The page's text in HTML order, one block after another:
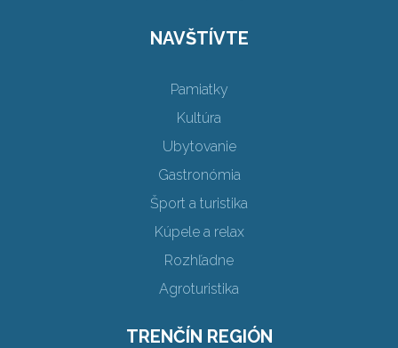
NAVŠTÍVTE
Pamiatky
Kultúra
Ubytovanie
Gastronómia
Šport a turistika
Kúpele a relax
Rozhľadne
Agroturistika
TRENČÍN REGIÓN